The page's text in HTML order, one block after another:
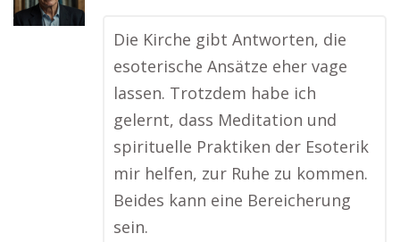
Die Kirche gibt Antworten, die
esoterische Ansätze eher vage
lassen. Trotzdem habe ich
gelernt, dass Meditation und
spirituelle Praktiken der Esoterik
mir helfen, zur Ruhe zu kommen.
Beides kann eine Bereicherung
sein.